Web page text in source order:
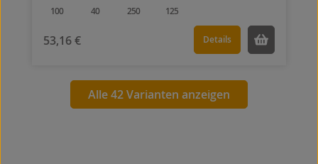
100 40 250 125
53,16 € Details
Alle 42 Varianten anzeigen